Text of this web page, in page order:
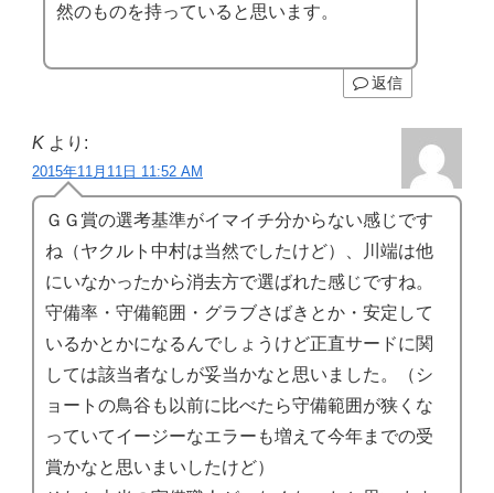
然のものを持っていると思います。
返信
K より:
2015年11月11日 11:52 AM
ＧＧ賞の選考基準がイマイチ分からない感じです
ね（ヤクルト中村は当然でしたけど）、川端は他
にいなかったから消去方で選ばれた感じですね。
守備率・守備範囲・グラブさばきとか・安定して
いるかとかになるんでしょうけど正直サードに関
しては該当者なしが妥当かなと思いました。（シ
ョートの鳥谷も以前に比べたら守備範囲が狭くな
っていてイージーなエラーも増えて今年までの受
賞かなと思いまいしたけど）